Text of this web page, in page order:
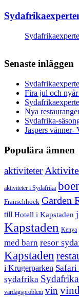
Senaste inläggen
Fira jul och
Nya
Sydafrika-
Jaspers vänner-
Populära ämnen
aktiviteter
aktiviteter i Sydafrika
Franschhoek Garden
till Hotell i Kapstaden
Kapstaden Kenya
med barn resor
Kapstaden
i Krugerparken
sydafrika
vardagsproblem vin